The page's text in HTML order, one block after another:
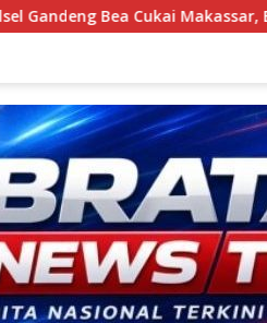
Bidik Kolaborasi